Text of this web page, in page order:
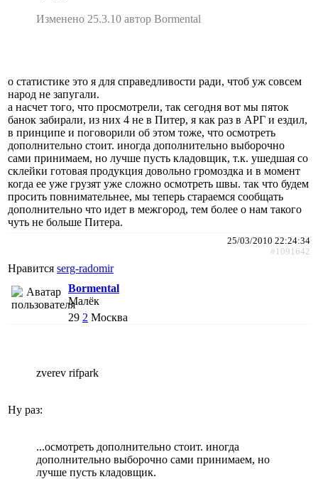
Изменено 25.3.10 автор Bormental
о статистике это я для справедливости ради, чтоб уж совсем
народ не запугали.
а насчет того, что просмотрели, так сегодня вот мы пяток
банок забирали, из них 4 не в Питер, я как раз в АРГ и ездил,
в принципе и поговорили об этом тоже, что осмотреть
дополнительно стоит. иногда дополнительно выборочно
сами принимаем, но лучше пусть кладовщик, т.к. ушедшая со
склейки готовая продукция довольно громоздка и в момент
когда ее уже грузят уже сложно осмотреть швы. так что будем
просить повнимательнее, мы теперь стараемся сообщать
дополнительно что идет в межгород, тем более о нам такого
чуть не больше Питера.
25/03/2010 22:24:34
#1091642
Нравится serg-radomir
Bormental
Малёк
29 2 Москва
zverev rifpark
Ну раз:
...осмотреть дополнительно стоит. иногда
дополнительно выборочно сами принимаем, но
лучше пусть кладовщик.